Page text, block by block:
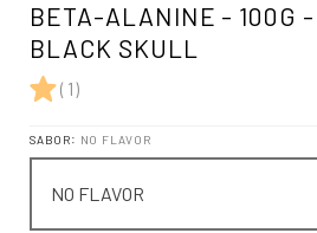
BETA-ALANINE - 100G -
BLACK SKULL
( 1)
SABOR: NO FLAVOR
NO FLAVOR